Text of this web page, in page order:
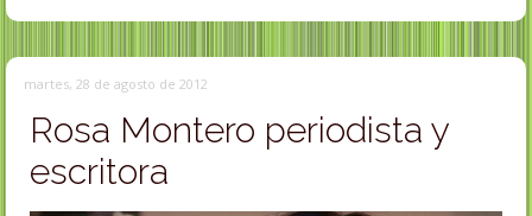
martes, 28 de agosto de 2012
Rosa Montero periodista y
escritora